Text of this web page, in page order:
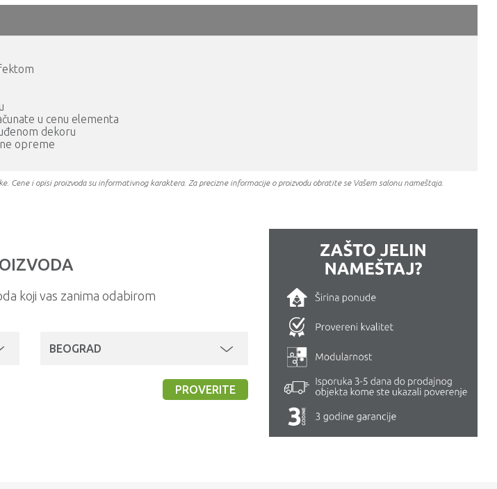
u cenu elementa
dekoru
opreme
Cene i opisi proizvoda su informativnog karaktera. Za precizne informacije o proizvodu obratite se Vašem salonu nameštaja.
koji vas zanima odabirom
BEOGRAD
PROVERITE